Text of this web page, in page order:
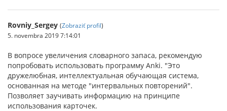
Rovniy_Sergey (Zobraziť profil)
5. novembra 2019 7:14:01
В вопросе увеличения словарного запаса, рекомендую
попробовать использовать программу Anki. "Это
дружелюбная, интеллектуальная обучающая система,
основанная на методе "интервальных повторений".
Позволяет заучивать информацию на принципе
использования карточек.